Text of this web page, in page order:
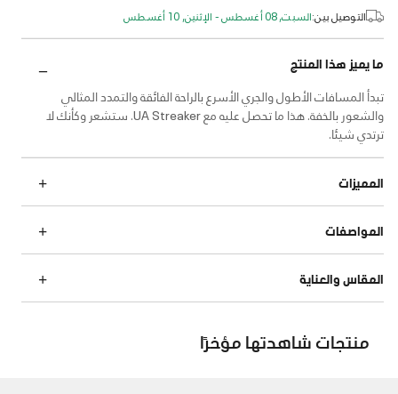
التوصيل بين:السبت, 08 أغسطس - الإثنين, 10 أغسطس
ما يميز هذا المنتج
تبدأ المسافات الأطول والجري الأسرع بالراحة الفائقة والتمدد المثالي
والشعور بالخفة. هذا ما تحصل عليه مع UA Streaker. ستشعر وكأنك لا
ترتدي شيئا.
المميزات
المواصفات
المقاس والعناية
منتجات شاهدتها مؤخرًا